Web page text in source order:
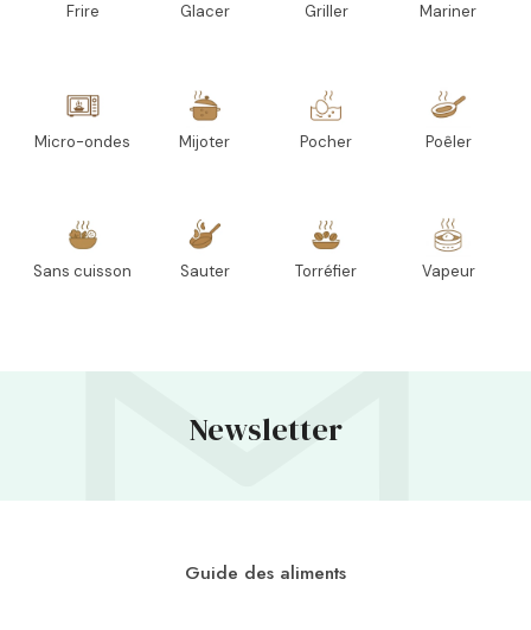
Frire Glacer Griller Mariner
Micro-ondes Mijoter Pocher Poêler
Sans cuisson Sauter Torréfier Vapeur
Newsletter
Guide des aliments